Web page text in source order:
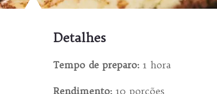
Detalhes
Tempo de preparo: 1 hora
Rendimento: 10 porções